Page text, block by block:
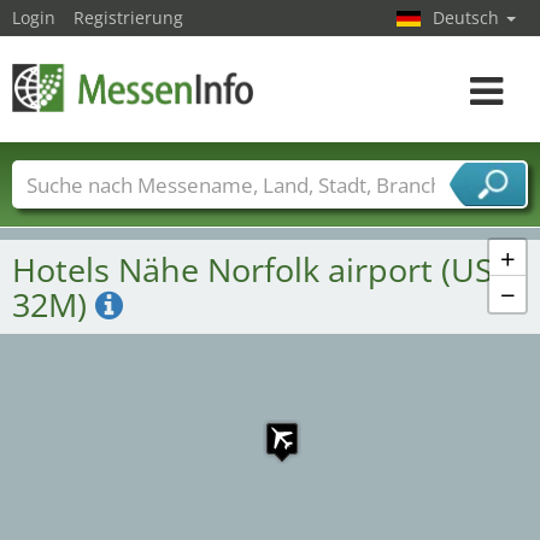
+
−
Hotels Nähe Norfolk airport (US-
32M)
Login Registrierung Deutsch
Toggle
Messenamen Länder Städte
Branchen
Dienstleisterbranchen